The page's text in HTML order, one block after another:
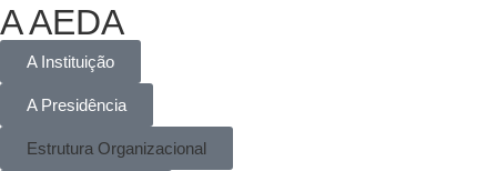
A AEDA
A Instituição
A Presidência
Estrutura Organizacional